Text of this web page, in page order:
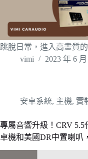
跳脫日常，進入高畫質
vimi
2023 年 6 月
安卓系統, 主機, 實
專屬音響升級！CRV 5.5
卓機和美國DR中置喇叭